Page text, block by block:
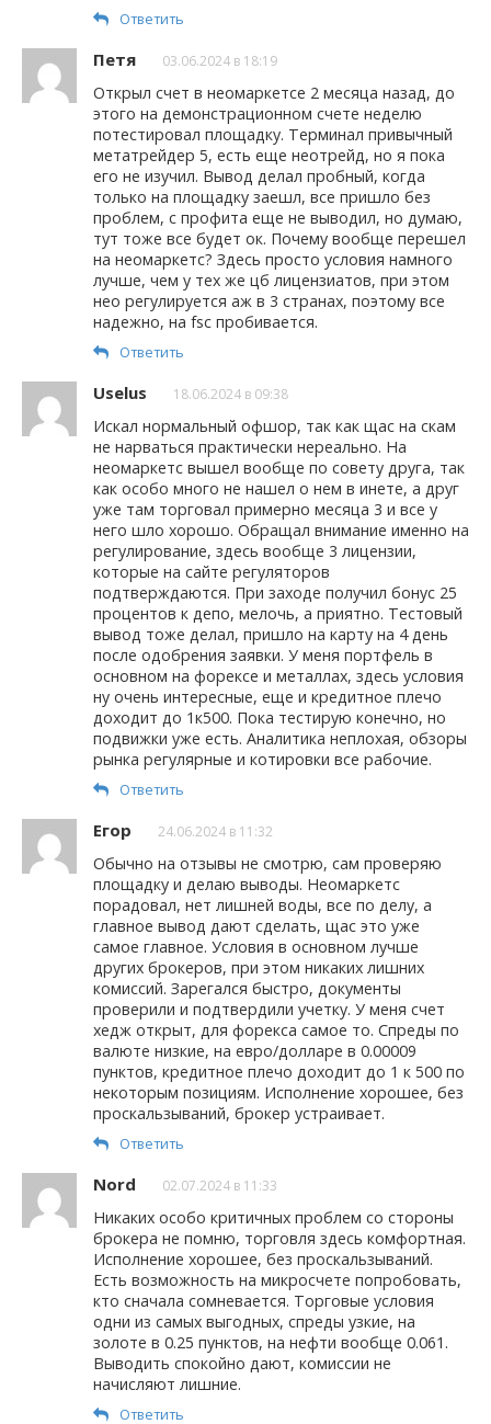
Ответить
Петя 03.06.2024 в 18:19
Открыл счет в неомаркетсе 2 месяца назад, до
этого на демонстрационном счете неделю
потестировал площадку. Терминал привычный
метатрейдер 5, есть еще неотрейд, но я пока
его не изучил. Вывод делал пробный, когда
только на площадку заешл, все пришло без
проблем, с профита еще не выводил, но думаю,
тут тоже все будет ок. Почему вообще перешел
на неомаркетс? Здесь просто условия намного
лучше, чем у тех же цб лицензиатов, при этом
нео регулируется аж в 3 странах, поэтому все
надежно, на fsc пробивается.
Ответить
Uselus 18.06.2024 в 09:38
Искал нормальный офшор, так как щас на скам
не нарваться практически нереально. На
неомаркетс вышел вообще по совету друга, так
как особо много не нашел о нем в инете, а друг
уже там торговал примерно месяца 3 и все у
него шло хорошо. Обращал внимание именно на
регулирование, здесь вообще 3 лицензии,
которые на сайте регуляторов
подтверждаются. При заходе получил бонус 25
процентов к депо, мелочь, а приятно. Тестовый
вывод тоже делал, пришло на карту на 4 день
после одобрения заявки. У меня портфель в
основном на форексе и металлах, здесь условия
ну очень интересные, еще и кредитное плечо
доходит до 1к500. Пока тестирую конечно, но
подвижки уже есть. Аналитика неплохая, обзоры
рынка регулярные и котировки все рабочие.
Ответить
Егор 24.06.2024 в 11:32
Обычно на отзывы не смотрю, сам проверяю
площадку и делаю выводы. Неомаркетс
порадовал, нет лишней воды, все по делу, а
главное вывод дают сделать, щас это уже
самое главное. Условия в основном лучше
других брокеров, при этом никаких лишних
комиссий. Зарегался быстро, документы
проверили и подтвердили учетку. У меня счет
хедж открыт, для форекса самое то. Спреды по
валюте низкие, на евро/долларе в 0.00009
пунктов, кредитное плечо доходит до 1 к 500 по
некоторым позициям. Исполнение хорошее, без
проскальзываний, брокер устраивает.
Ответить
Nord 02.07.2024 в 11:33
Никаких особо критичных проблем со стороны
брокера не помню, торговля здесь комфортная.
Исполнение хорошее, без проскальзываний.
Есть возможность на микросчете попробовать,
кто сначала сомневается. Торговые условия
одни из самых выгодных, спреды узкие, на
золоте в 0.25 пунктов, на нефти вообще 0.061.
Выводить спокойно дают, комиссии не
начисляют лишние.
Ответить